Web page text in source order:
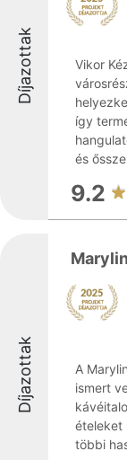
Díjazottak
Vikor
így
és
9.2
Díjazottak
A
ismert
ételeket
többi